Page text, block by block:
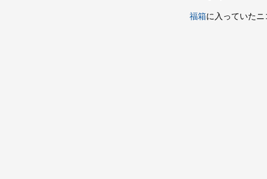
福箱に入っていたニ